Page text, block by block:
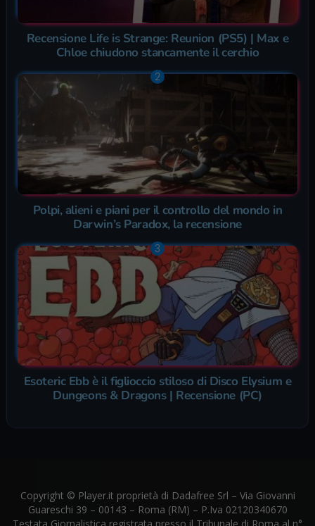
Recensione Life is Strange: Reunion (PS5) | Max e
Chloe chiudono stancamente il cerchio
Polpi, alieni e piani per il controllo del mondo in
Darwin’s Paradox, la recensione
Esoteric Ebb è il figlioccio stiloso di Disco Elysium e
Dungeons & Dragons | Recensione (PC)
Copyright © Player.it proprietà di Dadafree Srl – Via Giovanni
Guareschi 39 – 00143 – Roma (RM) – P.Iva 02120340670